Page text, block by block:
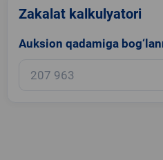
Zakalat kalkulyatori
Auksion qadamiga